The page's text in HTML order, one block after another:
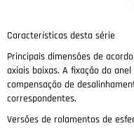
Características desta série
Principais dimensões de
axiais baixas. A fixação do
compensação de
correspondentes.
Versões de rolamentos de